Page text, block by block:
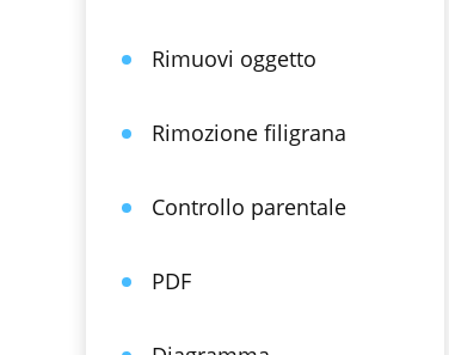
Rimuovi oggetto
Rimozione filigrana
Controllo parentale
PDF